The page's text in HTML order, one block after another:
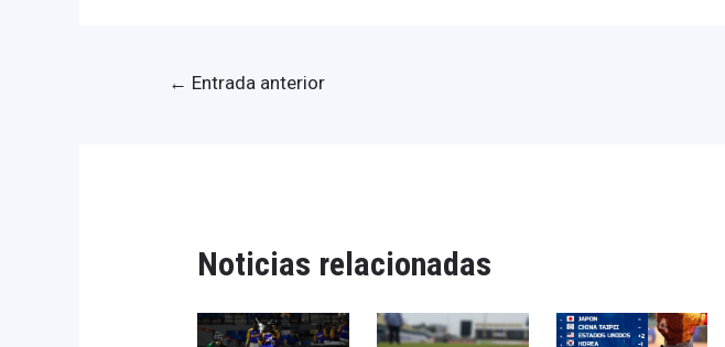
← Entrada anterior
Noticias relacionadas